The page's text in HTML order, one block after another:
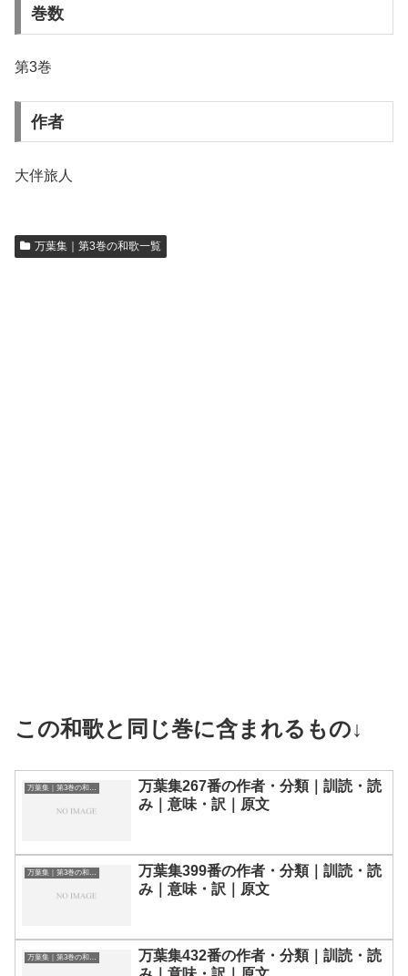
巻数
第3巻
作者
大伴旅人
万葉集｜第3巻の和歌一覧
この和歌と同じ巻に含まれるもの↓
万葉集267番の作者・分類｜訓読・読
み｜意味・訳｜原文
万葉集｜第3巻の和歌一覧
万葉集399番の作者・分類｜訓読・読
み｜意味・訳｜原文
万葉集｜第3巻の和歌一覧
万葉集432番の作者・分類｜訓読・読